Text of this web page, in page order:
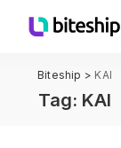
Biteship > KAI
Tag: KAI